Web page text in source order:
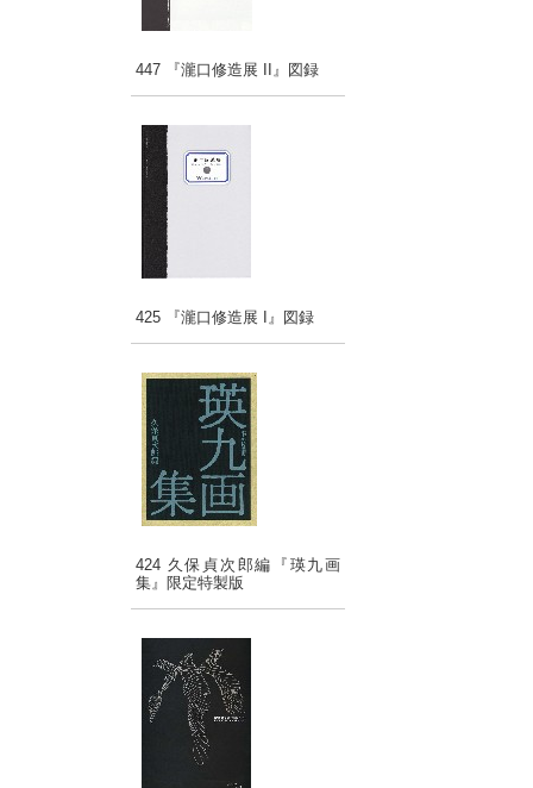
447 『瀧口修造展 II』図録
425 『瀧口修造展 I』図録
424 久保貞次郎編『瑛九画
集』限定特製版